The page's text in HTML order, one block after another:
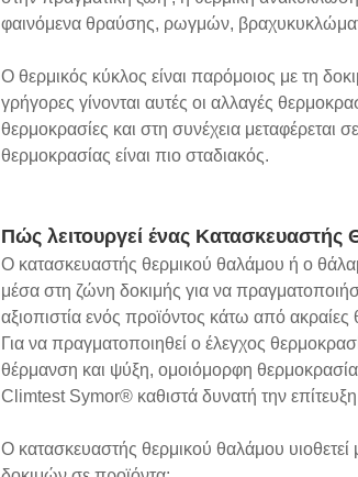
φαινόμενα θραύσης, ρωγμών,
Ο θερμικός κύκλος είναι παρόμοιος με τη
γρήγορες γίνονται αυτές οι αλλαγές
θερμοκρασίες και στη συνέχεια μεταφέρεται
θερμοκρασίας είναι πιο σταδιακός.
Πώς λειτουργεί ένας
Ο κατασκευαστής θερμικού θαλάμου ή ο
μέσα στη ζώνη δοκιμής για να
αξιοπιστία ενός προϊόντος κάτω από ακραίες
Για να πραγματοποιηθεί ο έλεγχος
θέρμανση και ψύξη, ομοιόμορφη
Climtest Symor® καθιστά δυνατή την
Ο κατασκευαστής θερμικού θαλάμου